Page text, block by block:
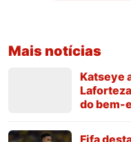
Mais notícias
Katseye
do bem-
Fifa